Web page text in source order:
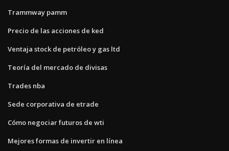
Trammway pamm
Precio de las acciones de ked
Ventaja stock de petróleo y gas ltd
Teoría del mercado de divisas
Trades nba
Sede corporativa de etrade
Cómo negociar futuros de wti
Mejores formas de invertir en línea